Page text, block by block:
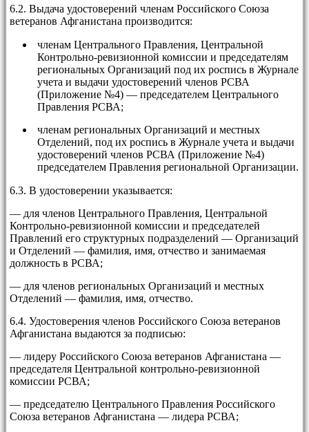
6.2. Выдача удостоверений членам Российского Союза
ветеранов Афганистана производится:
членам Центрального Правления, Центральной
Контрольно-ревизионной комиссии и председателям
региональных Организаций под их роспись в Журнале
учета и выдачи удостоверений членов РСВА
(Приложение №4) — председателем Центрального
Правления РСВА;
членам региональных Организаций и местных
Отделений, под их роспись в Журнале учета и выдачи
удостоверений членов РСВА (Приложение №4)
председателем Правления региональной Организации.
6.3. В удостоверении указывается:
— для членов Центрального Правления, Центральной
Контрольно-ревизионной комиссии и председателей
Правлений его структурных подразделений — Организаций
и Отделений — фамилия, имя, отчество и занимаемая
должность в РСВА;
— для членов региональных Организаций и местных
Отделений — фамилия, имя, отчество.
6.4. Удостоверения членов Российского Союза ветеранов
Афганистана выдаются за подписью:
— лидеру Российского Союза ветеранов Афганистана —
председателя Центральной контрольно-ревизионной
комиссии РСВА;
— председателю Центрального Правления Российского
Союза ветеранов Афганистана — лидера РСВА;